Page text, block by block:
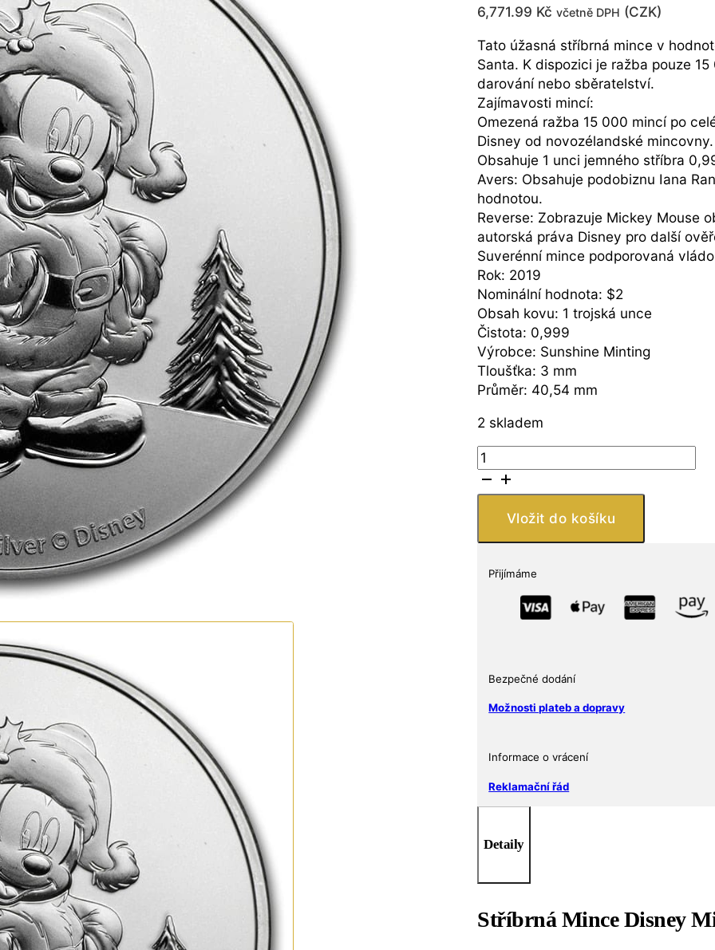
6,771.99 Kč včetně DPH (CZK)
Tato úžasná stříbrná mince v
Santa. K dispozici je ražba pouze
darování nebo sběratelství.
Zajímavosti mincí:
Omezená ražba 15 000 mincí po
Disney od novozélandské mincovny.
Obsahuje 1 unci jemného stříbra
Avers: Obsahuje podobiznu Iana
hodnotou.
Reverse: Zobrazuje Mickey Mouse
autorská práva Disney pro další
Suverénní mince podporovaná
Rok: 2019
Nominální hodnota: $2
Obsah kovu: 1 trojská unce
Čistota: 0,999
Výrobce: Sunshine Minting
Tloušťka: 3 mm
Průměr: 40,54 mm
2 skladem
Sunshine
Minting
Stříbrná
mince
Mouse
množství
Vložit do košíku
Přijímáme
Bezpečné dodání
Možnosti plateb a dopravy
Informace o vrácení
Reklamační řád
Detaily
Stříbrná Mince Disney